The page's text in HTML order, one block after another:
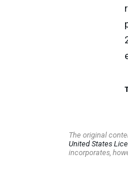
The original
United States
incorporates,